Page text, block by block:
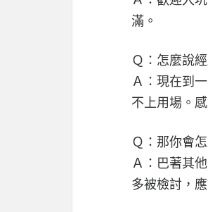
滿。
Ｑ：怎麼說
Ａ：現在到
不上用場。
Ｑ：那你會
Ａ：巴著其
多被檢討，